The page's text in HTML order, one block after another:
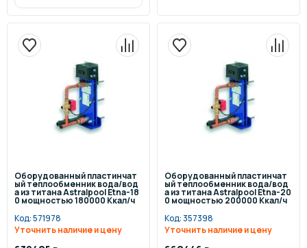
Оборудованный пластинчат
ый теплообменник вода/вод
а из титана Astralpool Etna-18
0 мощностью 180000 Ккал/ч
Код:571978
Уточнить наличие и цену
Оборудованный пластинчат
ый теплообменник вода/вод
а из титана Astralpool Etna-20
0 мощностью 200000 Ккал/ч
Код:357398
Уточнить наличие и цену